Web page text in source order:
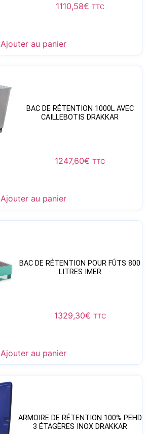
1110,58€ TTC
Ajouter au panier
BAC DE RÉTENTION 1000L AVEC
CAILLEBOTIS DRAKKAR
1247,60€ TTC
Ajouter au panier
BAC DE RÉTENTION POUR FÛTS 800
LITRES IMER
1329,30€ TTC
Ajouter au panier
ARMOIRE DE RÉTENTION 100% PEHD
3 ÉTAGÈRES INOX DRAKKAR